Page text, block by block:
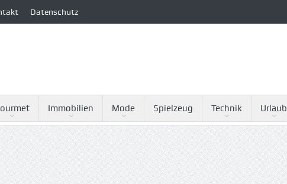
Datenschutz
Immobilien Mode Spielzeug Technik Urlaub